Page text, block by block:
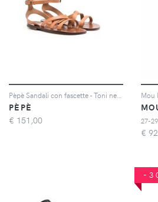
PÈPÈ
€ 151,00 27-
€
-